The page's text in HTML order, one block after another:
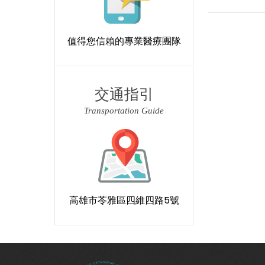
值得您信賴的專業醫療團隊
交通指引
Transportation Guide
高雄市苓雅區四維四路5號